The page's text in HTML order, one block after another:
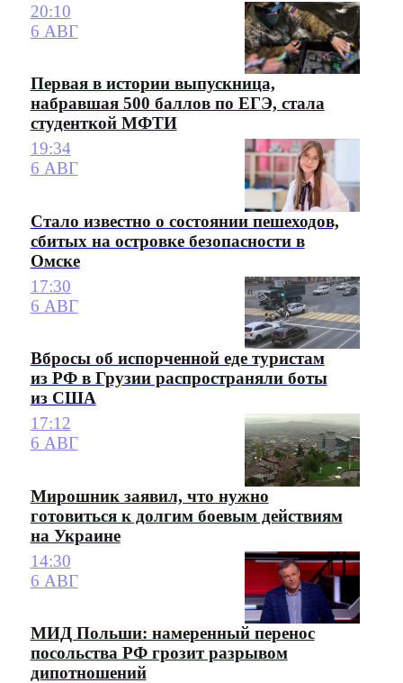
20:10
6 АВГ
Первая в истории выпускница,
набравшая 500 баллов по ЕГЭ, стала
студенткой МФТИ
19:34
6 АВГ
Стало известно о состоянии пешеходов,
сбитых на островке безопасности в
Омске
17:30
6 АВГ
Вбросы об испорченной еде туристам
из РФ в Грузии распространяли боты
из США
17:12
6 АВГ
Мирошник заявил, что нужно
готовиться к долгим боевым действиям
на Украине
14:30
6 АВГ
МИД Польши: намеренный перенос
посольства РФ грозит разрывом
дипотношений